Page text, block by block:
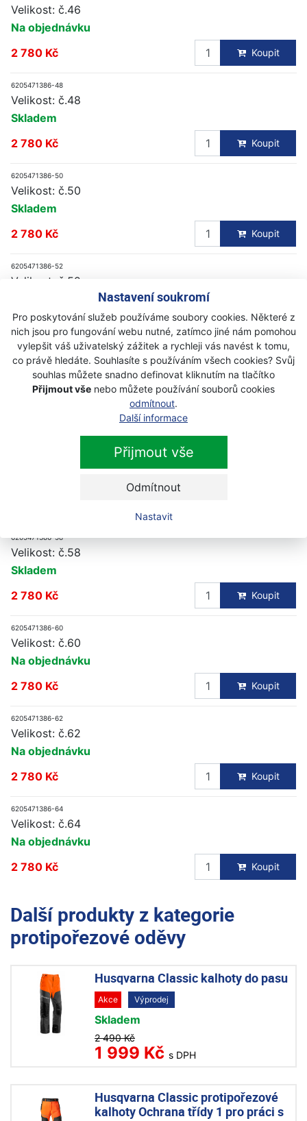
Nastavení soukromí
Pro poskytování služeb používáme soubory cookies. Některé z
nich jsou pro fungování webu nutné, zatímco jiné nám pomohou
vylepšit váš uživatelský zážitek a rychleji vás navést k tomu,
co právě hledáte. Souhlasíte s používáním všech cookies? Svůj
souhlas můžete snadno definovat kliknutím na tlačítko
Přijmout vše nebo můžete používání souborů cookies
odmítnout.
Další informace
Přijmout vše
Odmítnout
Nastavit
Velikost: č.46
Na objednávku
2 780 Kč
Koupit
6205471386-48
Velikost: č.48
Skladem
2 780 Kč
Koupit
6205471386-50
Velikost: č.50
Skladem
2 780 Kč
Koupit
6205471386-52
Velikost: č.52
2 780 Kč
Koupit
6205471386-54
Velikost: č.54
Na objednávku
6205471386-58
Velikost: č.58
Skladem
2 780 Kč
Koupit
6205471386-60
Velikost: č.60
Na objednávku
2 780 Kč
Koupit
6205471386-62
Velikost: č.62
Na objednávku
2 780 Kč
Koupit
6205471386-64
Velikost: č.64
Na objednávku
2 780 Kč
Koupit
Další produkty z kategorie
protipořezové oděvy
Husqvarna Classic kalhoty do pasu
Akce Výprodej
Skladem
2 490 Kč
1 999 Kč s DPH
Husqvarna Classic protipořezové
kalhoty Ochrana třídy 1 pro práci s